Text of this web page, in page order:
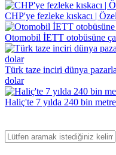
CHP'ye fezleke kıskacı |
Otomobil İETT otobüsüne
Türk taze inciri dünya
dolar
Haliç'te 7 yılda 240 bin